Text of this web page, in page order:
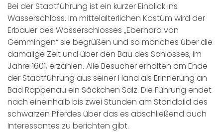
Bei der Stadtführung ist ein kurzer Einblick ins
Wasserschloss. Im mittelalterlichen Kostüm wird der
Erbauer des Wasserschlosses „Eberhard von
Gemmingen“ sie begrüßen und so manches über die
damalige Zeit und über den Bau des Schlosses, im
Jahre 1601, erzählen. Alle Besucher erhalten am Ende
der Stadtführung aus seiner Hand als Erinnerung an
Bad Rappenau ein Säckchen Salz. Die Führung endet
nach eineinhalb bis zwei Stunden am Standbild des
schwarzen Pferdes über das es abschließend auch
Interessantes zu berichten gibt.